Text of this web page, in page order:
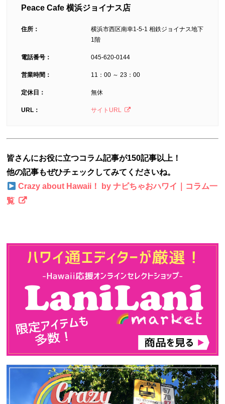
Peace Cafe 横浜ジョイナス店
住所：
横浜市西区南幸1-5-1 相鉄ジョイナス地下
1階
電話番号： 045-620-0144
営業時間： 11：00 ～ 23：00
定休日： 無休
URL： サイトURL
皆さんにお役に立つコラム記事が150記事以上！
他の記事もぜひチェックしてみてくださいね。
Crazy about Hawaii！ by ナビちゃおハワイ｜コラム一
覧